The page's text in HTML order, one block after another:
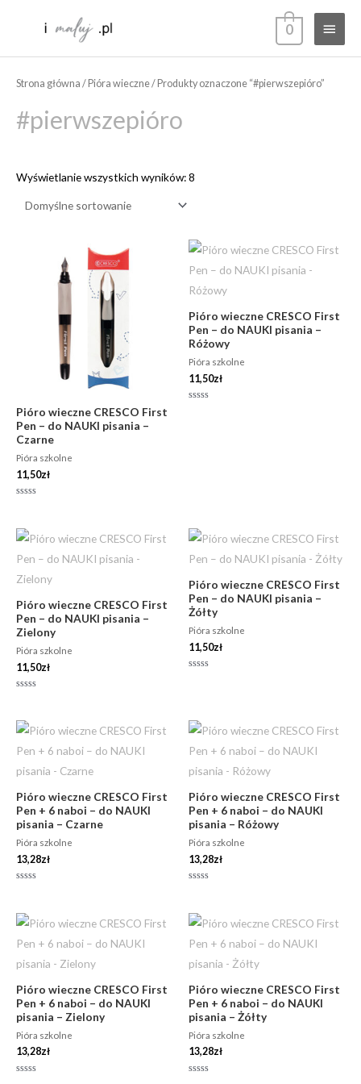
menu
0
Strona główna /Pióra wieczne/ Produkty oznaczone “#pierwszepióro”
#pierwszepióro
Wyświetlanie wszystkich wyników: 8
Pióro wieczne CRESCO First
Pen – do NAUKI pisania –
Czarne
Pióra szkolne
11,50zł
5
Pióro wieczne CRESCO First
Pen – do NAUKI pisania –
Różowy
Pióra szkolne
11,50zł
Pióro wieczne CRESCO First
Pen – do NAUKI pisania –
Zielony
Pióra szkolne
11,50zł
5
Pióro wieczne CRESCO First
Pen – do NAUKI pisania –
Żółty
Pióra szkolne
11,50zł
Pióro wieczne CRESCO First
Pen + 6 naboi – do NAUKI
pisania – Czarne
Pióra szkolne
13,28zł
5
Pióro wieczne CRESCO First
Pen + 6 naboi – do NAUKI
pisania – Różowy
Pióra szkolne
13,28zł
5
Pióro wieczne CRESCO First
Pen + 6 naboi – do NAUKI
pisania – Zielony
Pióra szkolne
13,28zł
Pióro wieczne CRESCO First
Pen + 6 naboi – do NAUKI
pisania – Żółty
Pióra szkolne
13,28zł